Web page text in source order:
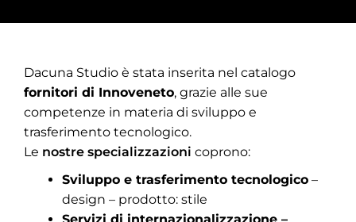
Dacuna Studio è stata inserita nel catalogo
fornitori di Innoveneto, grazie alle sue
competenze in materia di sviluppo e
trasferimento tecnologico.
Le nostre specializzazioni coprono:
Sviluppo e trasferimento tecnologico –
design – prodotto: stile